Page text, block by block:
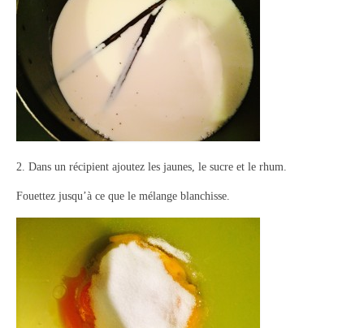
Gâteaux Tartes
Panna cotta Tiramisu
Divers desserts
Sauces
Sans alcool
Cocktails
Accueil
2. Dans un récipient ajoutez les jaunes, le sucre et le rhum.
Fouettez jusqu’à ce que le mélange blanchisse.